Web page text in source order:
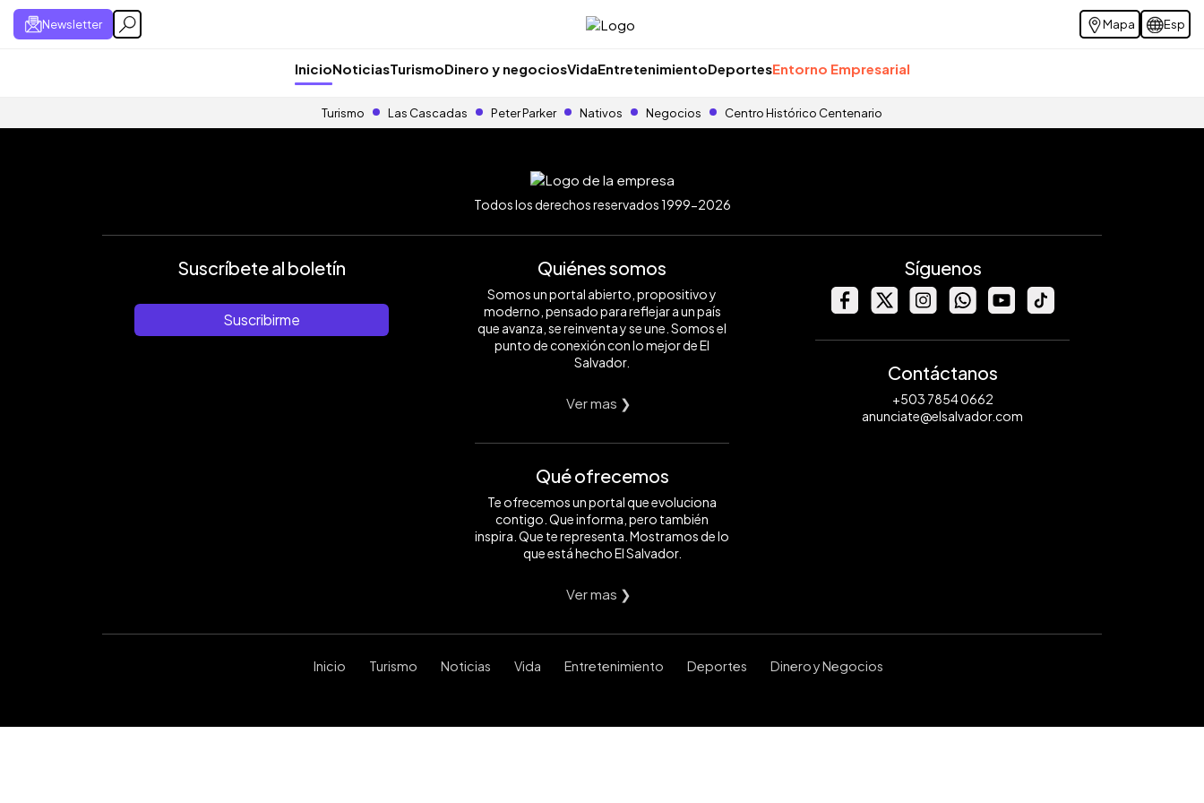
Newsletter Mapa Esp
InicioNoticiasTurismoDinero y negociosVidaEntretenimientoDeportesEntorno Empresarial
Turismo Las Cascadas Peter Parker Nativos Negocios Centro Histórico Centenario
Todos los derechos reservados 1999-2026
Suscríbete al boletín
Suscribirme
Quiénes somos
Somos un portal abierto, propositivo y
moderno, pensado para reflejar a un país
que avanza, se reinventa y se une. Somos el
punto de conexión con lo mejor de El
Salvador.
Ver mas ❯
Qué ofrecemos
Te ofrecemos un portal que evoluciona
contigo. Que informa, pero también
inspira. Que te representa. Mostramos de lo
que está hecho El Salvador.
Ver mas ❯
Síguenos
Contáctanos
+503 7854 0662
anunciate@elsalvador.com
Inicio Turismo Noticias Vida Entretenimiento Deportes Dinero y Negocios